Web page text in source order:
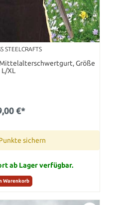
STEELCRAFTS
Größe
L/XL
€*
sichern
ab Lager verfügbar.
Warenkorb